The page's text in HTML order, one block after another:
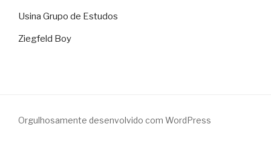
Usina Grupo de Estudos
Ziegfeld Boy
Orgulhosamente desenvolvido com WordPress